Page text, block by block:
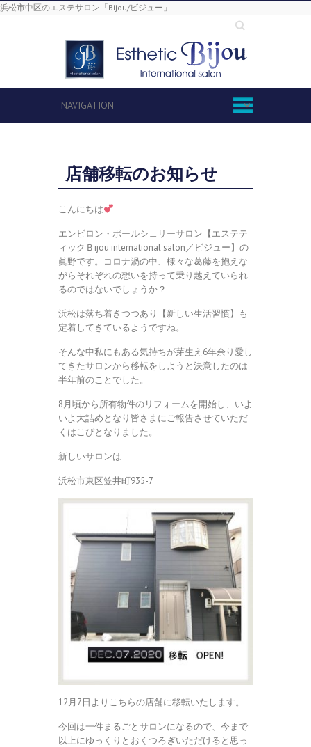
浜松市中区のエステサロン「Bijou/ビジュー」
Search
店舗移転のお知らせ
こんにちは
エンビロン・ポールシェリーサロン【エステテ
ィックＢijou international salon／ビジュー】の
眞野です。コロナ渦の中、様々な葛藤を抱えな
がらそれぞれの想いを持って乗り越えていられ
るのではないでしょうか？
浜松は落ち着きつつあり【新しい生活習慣】も
定着してきているようですね。
そんな中私にもある気持ちが芽生え6年余り愛し
てきたサロンから移転をしようと決意したのは
半年前のことでした。
8月頃から所有物件のリフォームを開始し、いよ
いよ大詰めとなり皆さまにご報告させていただ
くはこびとなりました。
新しいサロンは
浜松市東区笠井町935-7
12月7日よりこちらの店舗に移転いたします。
今回は一件まるごとサロンになるので、今まで
以上にゆっくりとおくつろぎいただけると思っ